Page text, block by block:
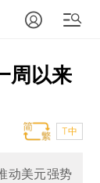
周以来
T中
动美元强势